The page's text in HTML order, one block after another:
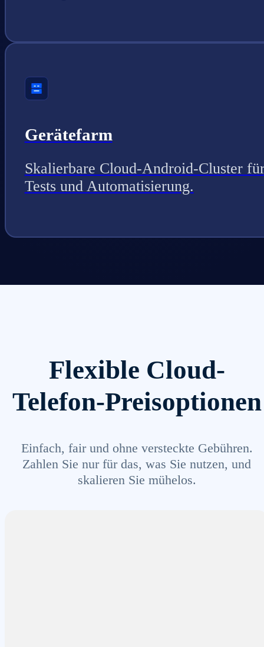
Gerätefarm
Skalierbare Cloud-Android-Cluster
Tests und Automatisierung.
Flexible Cloud-
Telefon-Preisoptionen
Einfach, fair und ohne versteckte Gebühren.
Zahlen Sie nur für das, was Sie nutzen, und
skalieren Sie mühelos.